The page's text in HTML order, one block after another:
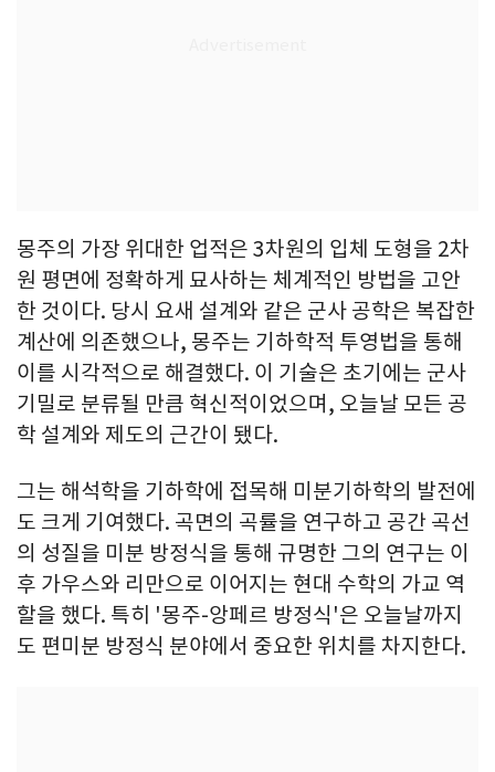
몽주의 가장 위대한 업적은 3차원의 입체 도형을 2차
원 평면에 정확하게 묘사하는 체계적인 방법을 고안
한 것이다. 당시 요새 설계와 같은 군사 공학은 복잡한
계산에 의존했으나, 몽주는 기하학적 투영법을 통해
이를 시각적으로 해결했다. 이 기술은 초기에는 군사
기밀로 분류될 만큼 혁신적이었으며, 오늘날 모든 공
학 설계와 제도의 근간이 됐다.
그는 해석학을 기하학에 접목해 미분기하학의 발전에
도 크게 기여했다. 곡면의 곡률을 연구하고 공간 곡선
의 성질을 미분 방정식을 통해 규명한 그의 연구는 이
후 가우스와 리만으로 이어지는 현대 수학의 가교 역
할을 했다. 특히 '몽주-앙페르 방정식'은 오늘날까지
도 편미분 방정식 분야에서 중요한 위치를 차지한다.